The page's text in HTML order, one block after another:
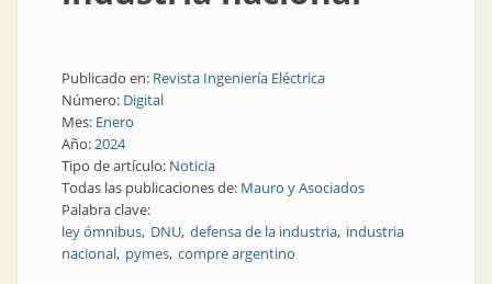
Publicado en: Revista Ingeniería Eléctrica
Número: Digital
Mes: Enero
Año:2024
Tipo de artículo: Noticia
Todas las publicaciones de: Mauro y Asociados
Palabra clave:
ley ómnibus DNU defensa de la industria industria
nacional pymes compre argentino